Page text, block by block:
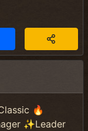
🔥
✨Leader